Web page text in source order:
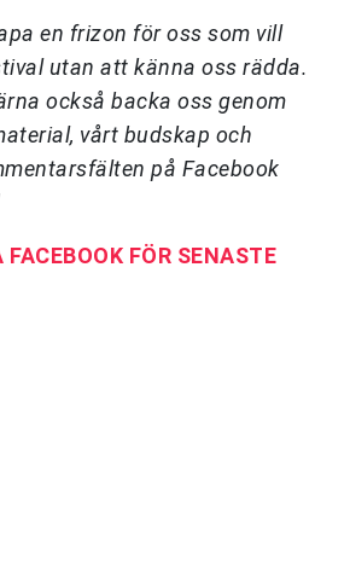
en frizon för oss som vill
utan att känna oss rädda.
också backa oss genom
vårt budskap och
på Facebook
FACEBOOK FÖR SENASTE